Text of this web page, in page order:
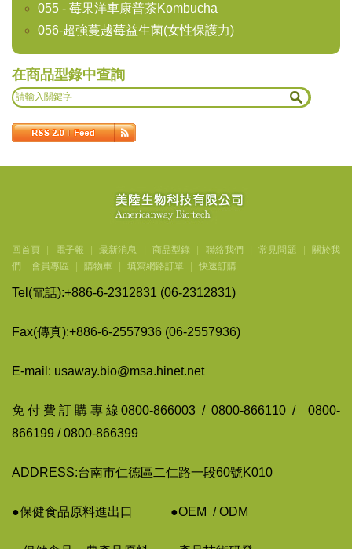
055 - 莓果洋車康普茶Kombucha
056-超強蔓越莓益生菌(女性保護力)
在商品型錄中查詢
回首頁 | 電子報 | 最新消息 | 商品型錄 | 聯絡我們 | 常見問題 |
關於我
們
會員專區 | 購物車 | 填寫網路訂單 | 快速訂購
Tel(電話):+886-6-2312831 (06-2312831)
Fax(傳真):+886-6-2557936 (06-2557936)
E-mail: usaway.bio@msa.hinet.net
免付費訂購專線0800-866003 / 0800-866110 / 0800-
866199 / 0800-866399
ADDRESS:台南市仁德區二仁路一段60號K010
●保健食品原料進出口 ●OEM / ODM